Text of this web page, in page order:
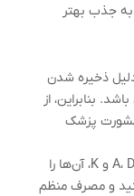
جذب بهتر
ذخیره شدن
بنابراین، از
پزشک
برای بهینه‌ترین جذب ویتامین‌های A، D، E و K، آن‌ها را
و مصرف منظم